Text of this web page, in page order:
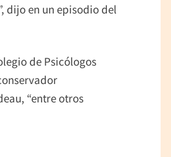
dijo en un episodio del
de Psicólogos
“entre otros